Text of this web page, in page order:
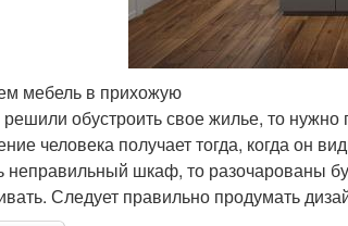
мебель в прихожую
обустроить свое жилье, то
человека получает тогда, когда он
неправильный шкаф, то разочарованы
Следует правильно продумать